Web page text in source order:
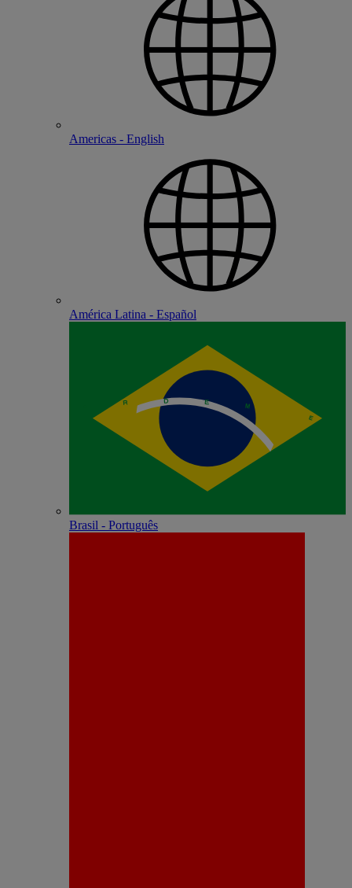
Americas - English
América Latina - Español
Brasil - Português